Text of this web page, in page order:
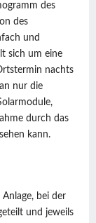
des
des
und
sich um eine
nachts
nur die
durch das
kann.
bei der
und jeweils